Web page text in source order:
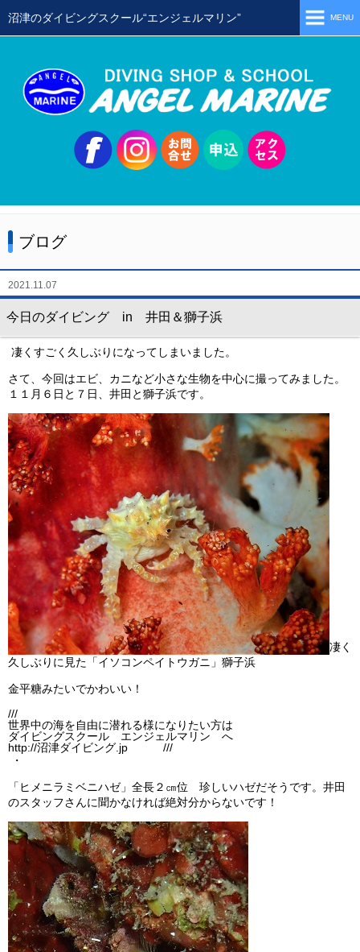
沼津のダイビングスクール“エンジェルマリン” MENU
当店の特徴
スクールメニュー
ステップアップコース
会員限定ツアー
ミニツアー
ビッグツアー
お客様の声
Q & A
ブログ
2021.11.07
今日のダイビング in 井田＆獅子浜
凄くすごく久しぶりになってしまいました。
さて、今回はエビ、カニなど小さな生物を中心に撮ってみました。
１１月６日と７日、井田と獅子浜です。
凄く
久しぶりに見た「イソコンペイトウガニ」獅子浜
金平糖みたいでかわいい！
///
世界中の海を自由に潜れる様になりたい方は
ダイビングスクール エンジェルマリン へ
http://沼津ダイビング.jp ///
・
「ヒメニラミベニハゼ」全長２㎝位 珍しいハゼだそうです。井田
のスタッフさんに聞かなければ絶対分からないです！